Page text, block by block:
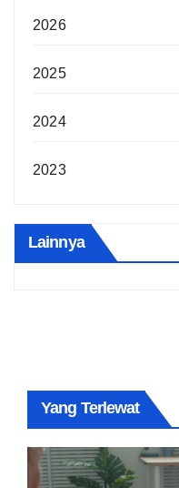
2026
2025
2024
2023
Lainnya
Yang Terlewat